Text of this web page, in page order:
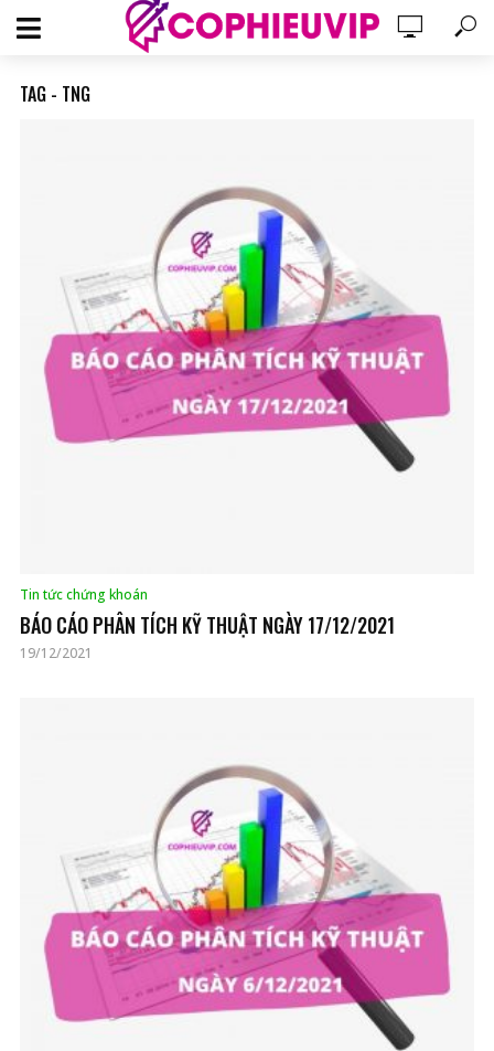
TAG - TNG
Tin tức chứng khoán
BÁO CÁO PHÂN TÍCH KỸ THUẬT NGÀY 17/12/2021
19/12/2021